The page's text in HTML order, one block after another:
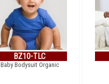
BZ10-TLC
Baby Bodysuit Organic